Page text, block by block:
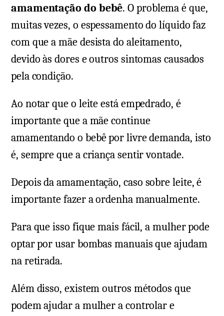
amamentação do bebê. O problema é que,
muitas vezes, o espessamento do líquido faz
com que a mãe desista do aleitamento,
devido às dores e outros sintomas causados
pela condição.
Ao notar que o leite está empedrado, é
importante que a mãe continue
amamentando o bebê por livre demanda, isto
é, sempre que a criança sentir vontade.
Depois da amamentação, caso sobre leite, é
importante fazer a ordenha manualmente.
Para que isso fique mais fácil, a mulher pode
optar por usar bombas manuais que ajudam
na retirada.
Além disso, existem outros métodos que
podem ajudar a mulher a controlar e